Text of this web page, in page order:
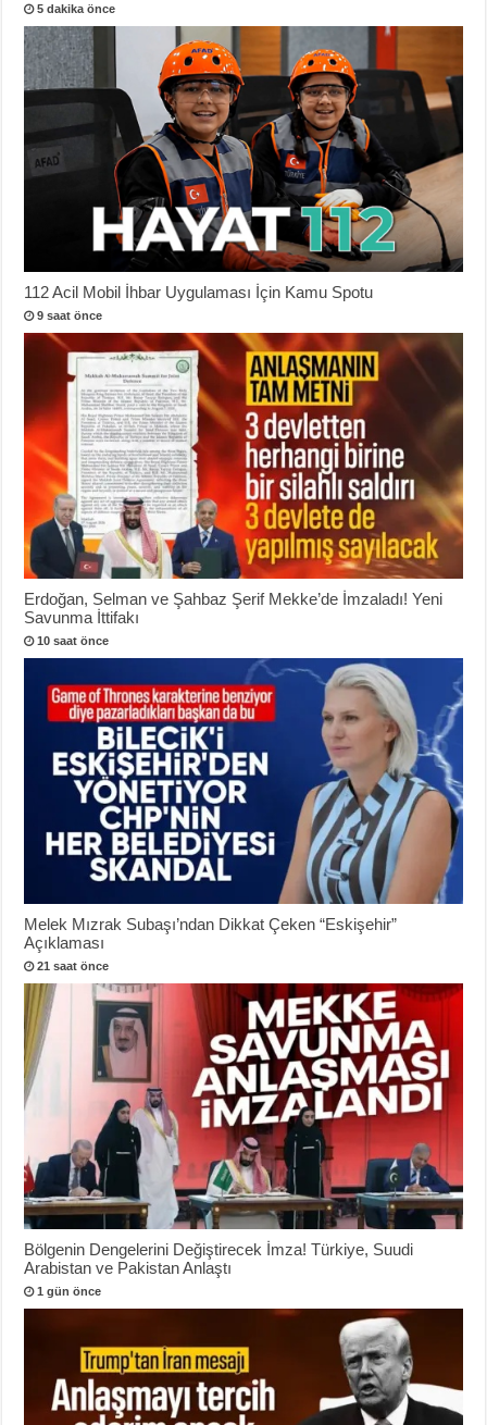
5 dakika önce
112 Acil Mobil İhbar Uygulaması İçin Kamu Spotu
9 saat önce
Erdoğan, Selman ve Şahbaz Şerif Mekke’de İmzaladı! Yeni
Savunma İttifakı
10 saat önce
Melek Mızrak Subaşı’ndan Dikkat Çeken “Eskişehir”
Açıklaması
21 saat önce
Bölgenin Dengelerini Değiştirecek İmza! Türkiye, Suudi
Arabistan ve Pakistan Anlaştı
1 gün önce